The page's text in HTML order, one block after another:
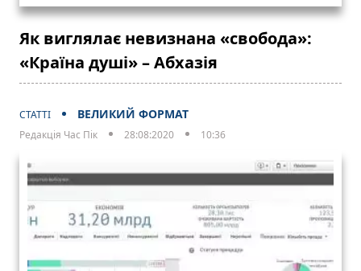
Як виглялає невизнана «свобода»:
«Країна душі» – Абхазія
СТАТТІ ВЕЛИКИЙ ФОРМАТ
Редакція Час Пік 28:08:2020 10:36